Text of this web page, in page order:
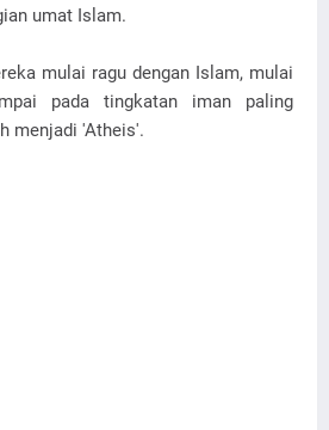
umat Islam.
mulai ragu dengan Islam, mulai
pada tingkatan iman paling
menjadi 'Atheis'.